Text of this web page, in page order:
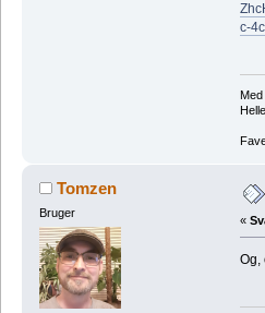
c-
Med
Tomzen
Bruger
«
Og,